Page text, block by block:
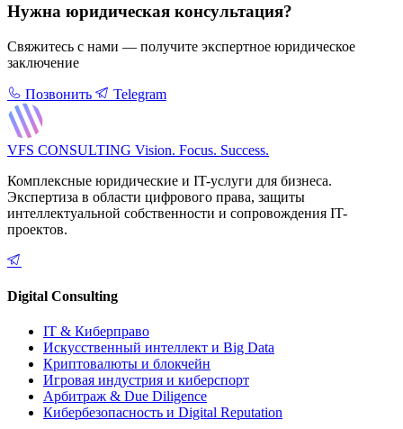
Нужна юридическая консультация?
Свяжитесь с нами — получите экспертное юридическое
заключение
Позвонить Telegram
VFS CONSULTING Vision. Focus. Success.
Комплексные юридические и IT-услуги для бизнеса.
Экспертиза в области цифрового права, защиты
интеллектуальной собственности и сопровождения IT-
проектов.
Digital Consulting
IT & Киберправо
Искусственный интеллект и Big Data
Криптовалюты и блокчейн
Игровая индустрия и киберспорт
Арбитраж & Due Diligence
Кибербезопасность и Digital Reputation